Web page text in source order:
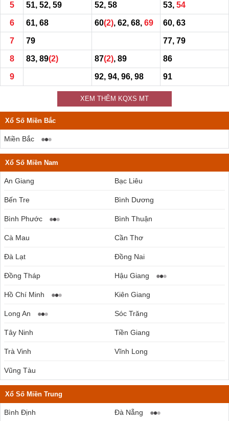
5 51, 52, 59 52, 58 53, 54
6 61, 68 60(2), 62, 68, 69 60, 63
7 79 77, 79
8 83, 89(2) 87(2), 89 86
9 92, 94, 96, 98 91
XEM THÊM KQXS MT
Xổ Số Miền Bắc
Miền Bắc
Xổ Số Miền Nam
An Giang Bạc Liêu
Bến Tre Bình Dương
Bình Phước Bình Thuận
Cà Mau Cần Thơ
Đà Lạt Đồng Nai
Đồng Tháp Hậu Giang
Hồ Chí Minh Kiên Giang
Long An Sóc Trăng
Tây Ninh Tiền Giang
Trà Vinh Vĩnh Long
Vũng Tàu
Xổ Số Miền Trung
Bình Định Đà Nẵng